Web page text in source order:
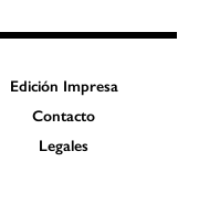
Edición Impresa
Contacto
Legales